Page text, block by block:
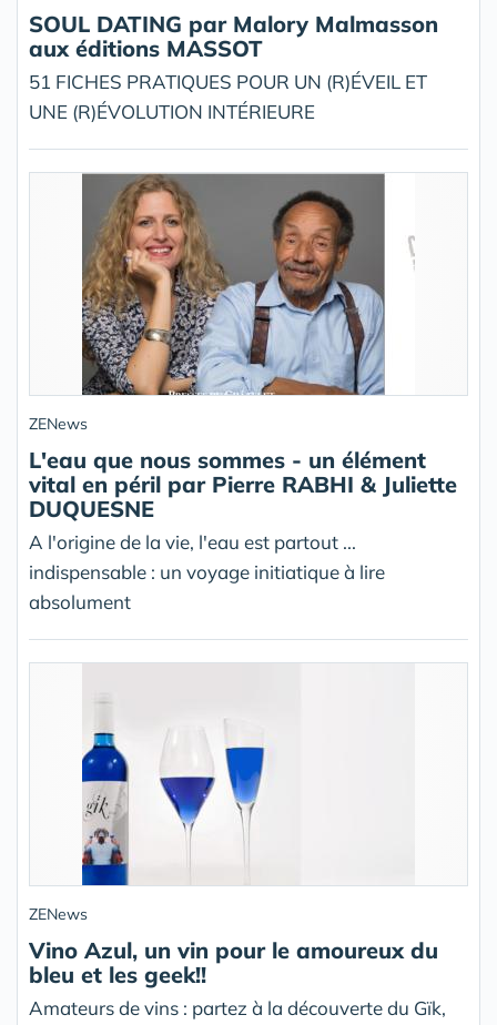
SOUL DATING par Malory Malmasson
aux éditions MASSOT
51 FICHES PRATIQUES POUR UN (R)ÉVEIL ET
UNE (R)ÉVOLUTION INTÉRIEURE
ZENews
L'eau que nous sommes - un élément
vital en péril par Pierre RABHI & Juliette
DUQUESNE
A l'origine de la vie, l'eau est partout ...
indispensable : un voyage initiatique à lire
absolument
ZENews
Vino Azul, un vin pour le amoureux du
bleu et les geek!!
Amateurs de vins : partez à la découverte du Gïk,